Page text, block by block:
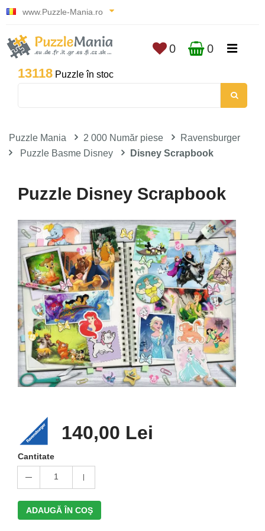
www.Puzzle-Mania.ro
13118 Puzzle în stoc
0 0
Puzzle Mania 2 000 Număr piese
Ravensburger
Puzzle Basme Disney
Disney Scrapbook
Puzzle Disney Scrapbook
140,00 Lei
Cantitate
1
ADAUGĂ ÎN COŞ